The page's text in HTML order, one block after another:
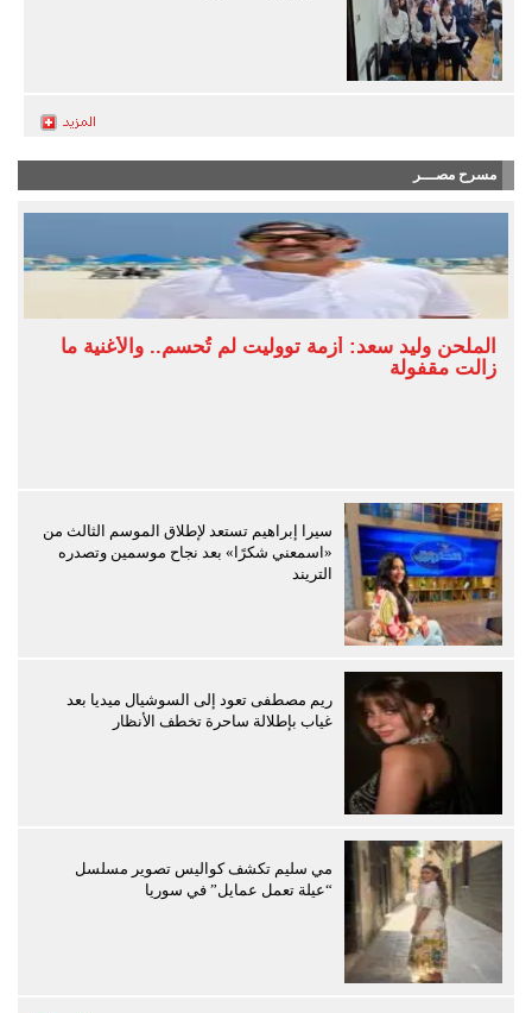
مسرح مصـــر
الملحن وليد سعد: أزمة تووليت لم تُحسم.. والأغنية ما
زالت مقفولة
سيرا إبراهيم تستعد لإطلاق الموسم الثالث من
«اسمعني شكرًا» بعد نجاح موسمين وتصدره
التريند
ريم مصطفى تعود إلى السوشيال ميديا بعد
غياب بإطلالة ساحرة تخطف الأنظار
مي سليم تكشف كواليس تصوير مسلسل
“عيلة تعمل عمايل” في سوريا